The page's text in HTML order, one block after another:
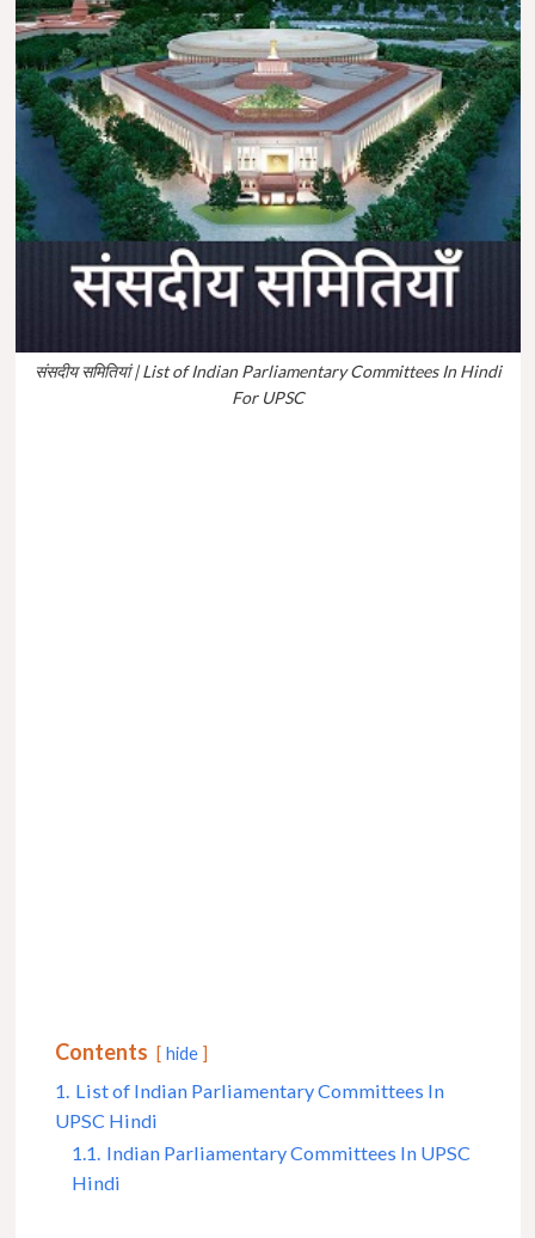
संसदीय समितियां | List of Indian Parliamentary Committees In Hindi
For UPSC
Contents hide
1. List of Indian Parliamentary Committees In
UPSC Hindi
1.1. Indian Parliamentary Committees In UPSC
Hindi